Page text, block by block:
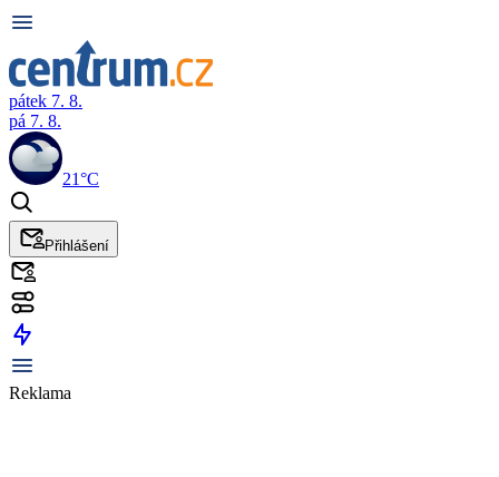
pátek 7. 8.
pá 7. 8.
21°C
Přihlášení
Reklama